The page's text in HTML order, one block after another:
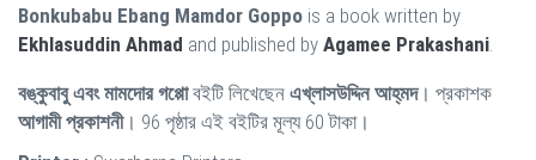
Bonkubabu Ebang Mamdor Goppo is a book written by
Ekhlasuddin Ahmad and published by Agamee Prakashani.
বঙ্কুবাবু এবং মামদোর গপ্পোবইটি লিখেছেন এখ্‌লাসউদ্দিন আহ্‌মদ। প্রকাশক
আগামী প্রকাশনী। 96 পৃষ্ঠার এই বইটির মূল্য 60 টাকা।